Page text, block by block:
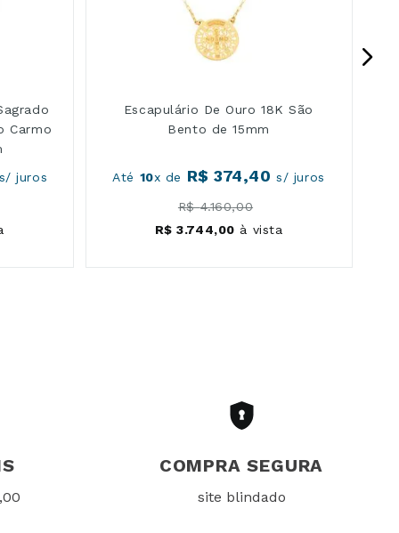
Carmo
juros
Escapulário De Ouro 18K São
Bento de 15mm
Até 10x de R$ 374,40 s/ juros
R$ 4.160,00
R$ 3.744,00 à vista
COMPRA SEGURA
site blindado